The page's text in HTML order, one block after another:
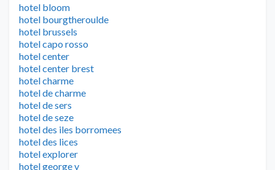
hotel bloom
hotel bourgtheroulde
hotel brussels
hotel capo rosso
hotel center
hotel center brest
hotel charme
hotel de charme
hotel de sers
hotel de seze
hotel des iles borromees
hotel des lices
hotel explorer
hotel george v